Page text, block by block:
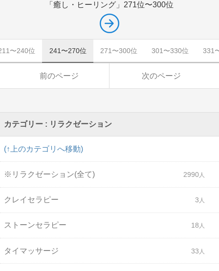
「癒し・ヒーリング」 271位〜300位
〜240位 241〜270位 271〜300位 301〜330位 331
前のページ 次のページ
カテゴリー : リラクゼーション
(↑上のカテゴリへ移動)
※リラクゼーション(全て) 2990
クレイセラピー 3
ストーンセラピー 18
タイマッサージ 33